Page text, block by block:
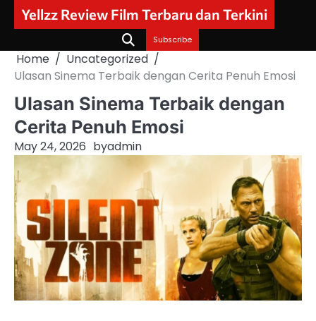
SkipYellzz Review Film Terbaru dan Terkini
Subscribe
Home
Uncategorized
Ulasan Sinema Terbaik dengan Cerita Penuh Emosi
Ulasan Sinema Terbaik dengan
Cerita Penuh Emosi
May 24, 2026 byadmin